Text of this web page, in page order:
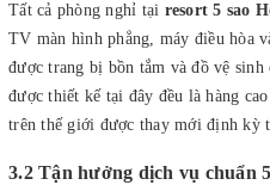
Tất cả phòng nghỉ tại resort 5 sao
TV màn hình phẳng, máy điều hòa
được trang bị bồn tắm và đồ vệ
được thiết kế tại đây đều là hàng
trên thế giới được thay mới định kỳ
3.2 Tận hưởng dịch vụ chuẩn